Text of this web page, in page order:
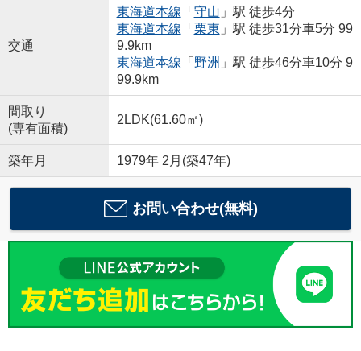
交通
東海道本線 「 守山 」駅 徒歩4分
東海道本線 「 栗東 」駅 徒歩31分車5分 99
9.9km
東海道本線 「 野洲 」駅 徒歩46分車10分 9
99.9km
間取り
(専有面積)
2LDK(61.60㎡)
築年月 1979年 2月(築47年)
お問い合わせ(無料)